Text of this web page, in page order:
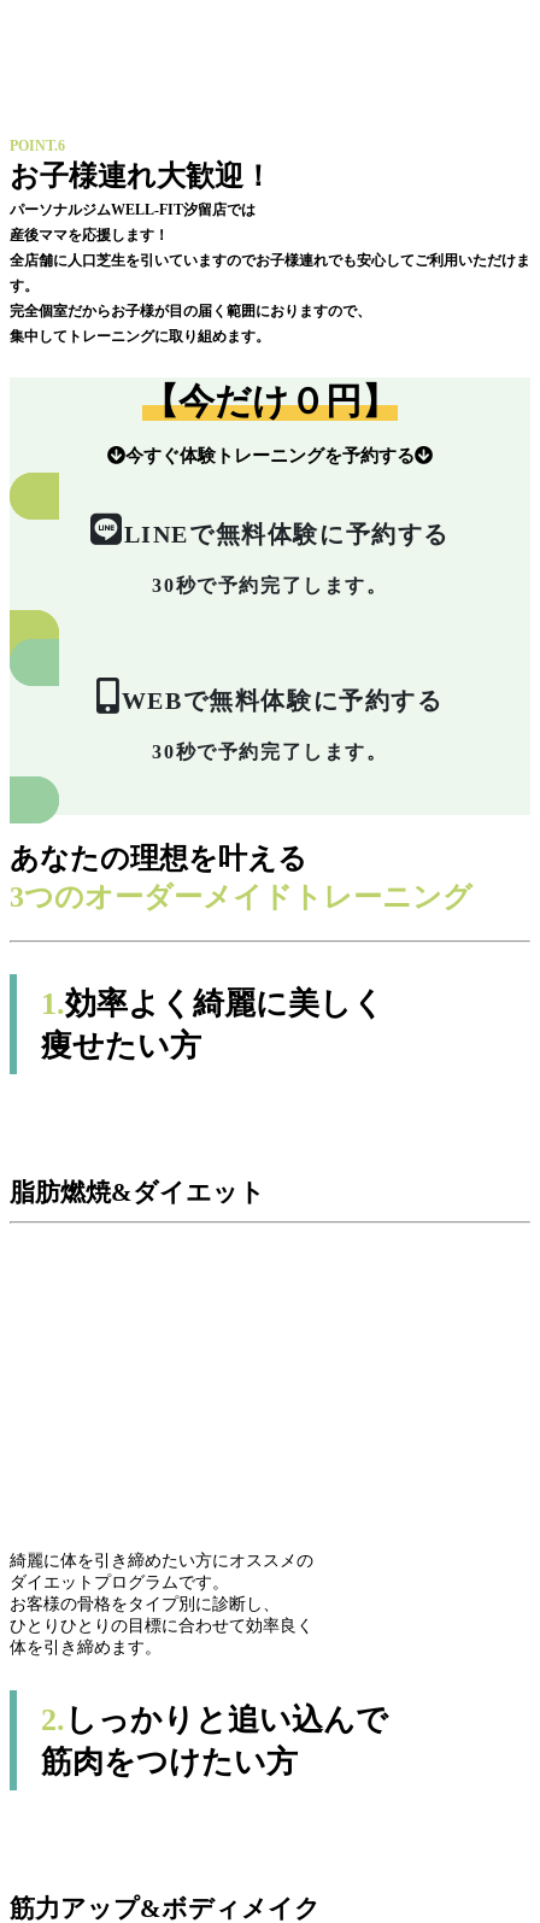
POINT.6
お子様連れ大歓迎！
パーソナルジムWELL-FIT汐留店では
産後ママを応援します！
全店舗に人口芝生を引いていますのでお子様連れでも安心してご利用いただけま
す。
完全個室だからお子様が目の届く範囲におりますので、
集中してトレーニングに取り組めます。
【今だけ０円】
今すぐ体験トレーニングを予約する
LINEで無料体験に予約する
30秒で予約完了します。
WEBで無料体験に予約する
30秒で予約完了します。
あなたの理想を叶える
3つのオーダーメイドトレーニング
1.効率よく綺麗に美しく
痩せたい方
脂肪燃焼&ダイエット
綺麗に体を引き締めたい方にオススメの
ダイエットプログラムです。
お客様の骨格をタイプ別に診断し、
ひとりひとりの目標に合わせて効率良く
体を引き締めます。
2. しっかりと追い込んで
筋肉をつけたい方
筋力アップ&ボディメイク